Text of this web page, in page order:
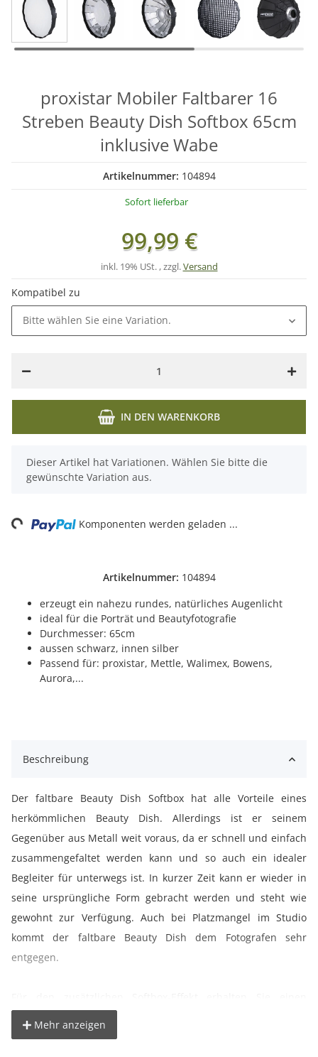
Artikelnummer: 104894
erzeugt ein nahezu rundes, natürliches Augenlicht
ideal für die Porträt und Beautyfotografie
Durchmesser: 65cm
aussen schwarz, innen silber
Passend für: proxistar, Mettle, Walimex, Bowens,
Aurora,...
proxistar Mobiler Faltbarer 16
Streben Beauty Dish Softbox 65cm
inklusive Wabe
Artikelnummer: 104894
Sofort lieferbar
99,99 €
inkl. 19% USt. , zzgl.Versand
Kompatibel zu
Bitte wählen Sie eine Variation.
IN DEN WARENKORB
x
Dieser Artikel hat Variationen. Wählen Sie bitte die
gewünschte Variation aus.
Loading... Komponenten werden geladen ...
Beschreibung
Der faltbare Beauty Dish Softbox hat alle Vorteile eines
herkömmlichen Beauty Dish. Allerdings ist er seinem
Gegenüber aus Metall weit voraus, da er schnell und einfach
zusammengefaltet werden kann und so auch ein idealer
Begleiter für unterwegs ist. In kurzer Zeit kann er wieder in
seine ursprüngliche Form gebracht werden und steht wie
gewohnt zur Verfügung. Auch bei Platzmangel im Studio
kommt der faltbare Beauty Dish dem Fotografen sehr
entgegen.
Einsatzzweck abgenommen werden. Mit der Wabe, die im
Mehr anzeigen